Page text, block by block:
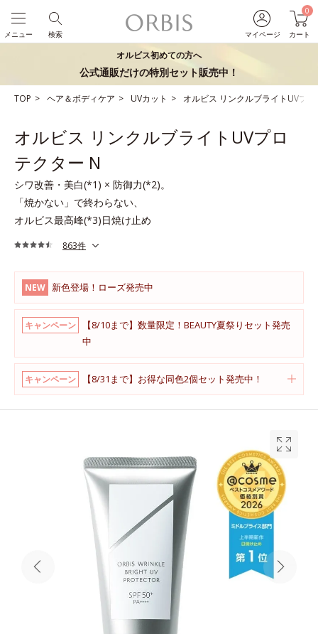
マイページ
0
カート
検索
メニュー
オルビス初めての方へ
公式通販だけの特別セット販売中！
TOP ヘア＆ボディケア UVカット オルビス リンクルブライトUVプ
オルビス リンクルブライトUVプロ
テクター N
シワ改善・美白(*1) × 防御力(*2)。
「焼かない」で終わらない、
オルビス最高峰(*3)日焼け止め
863件
NEW 新色登場！ローズ発売中
キャンペーン
【8/10まで】数量限定！BEAUTY夏祭りセット発売
中
キャンペーン 【8/31まで】お得な同色2個セット発売中！